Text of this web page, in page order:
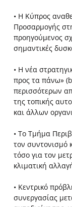
• Η Κύπρος
Προσαρμογής
προηγούμενος
σημαντικές
• Η νέα
προς τα πάνω»
περισσότερων
της τοπικής
και άλλων
• Το Τμήμα
τον συντονισμό
τόσο για τον
κλιματική
• Κεντρικό
συνεργασίας